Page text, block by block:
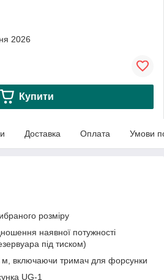
2026
Купити
Доставка Оплата Умови
розміру
наявної потужності
під тиском)
включаючи тримач для форсунки
UG-1